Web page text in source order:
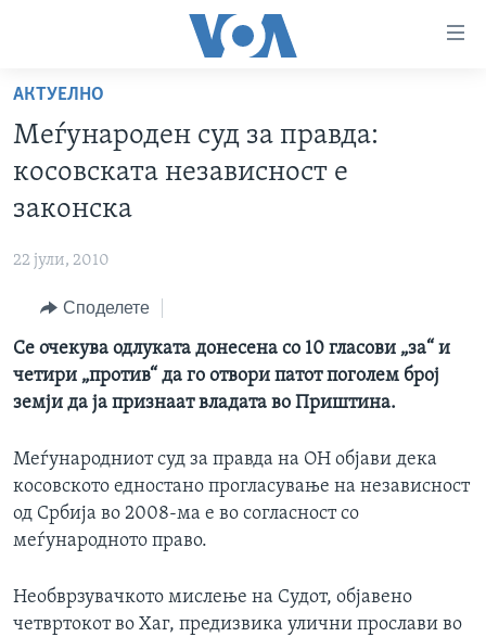
пристапност
Премини
на
главната
содржина
до
навигација
Пребарувај
РУБРИКИ
СВЕТ
ЕКОНОМИЈА
ПОЛИТИКА
ЗДРАВЈЕ
УМЕТНОСТ И ЗАБАВА
ИНТЕРВЈУА
АРХИВИРАНА ПРОГРАМА
NEWSFLASH - АРХИВА
ВЕСТИ ОД САД ВО МИНУТА - АРХИВА
ИЗБОРИ ВО САД 2020 - АРХИВА
ЗА НАС
Learning English
Јазици
АКТУЕЛНО
Меѓународен суд за правда:
косовската независност е
законска
22 јули, 2010
Споделете
Се очекува одлуката донесена со 10 гласови „за“ и
четири „против“ да го отвори патот поголем број
земји да ја признаат владата во Приштина.
Меѓународниот суд за правда на ОН објави дека
косовското едностано прогласување на независност
од Србија во 2008-ма е во согласност со
меѓународното право.
Необврзувачкото мислење на Судот, објавено
четвртокот во Хаг, предизвика улични прослави во